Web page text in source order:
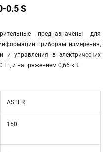
0.5 S
предназначены для
приборам измерения,
и управления в электрических
Гц и напряжением 0,66 кВ.
ASTER
150